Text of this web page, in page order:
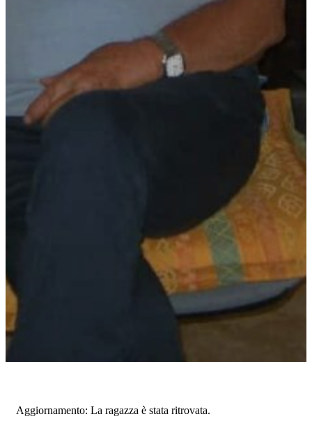
Aggiornamento: La ragazza è stata ritrovata.